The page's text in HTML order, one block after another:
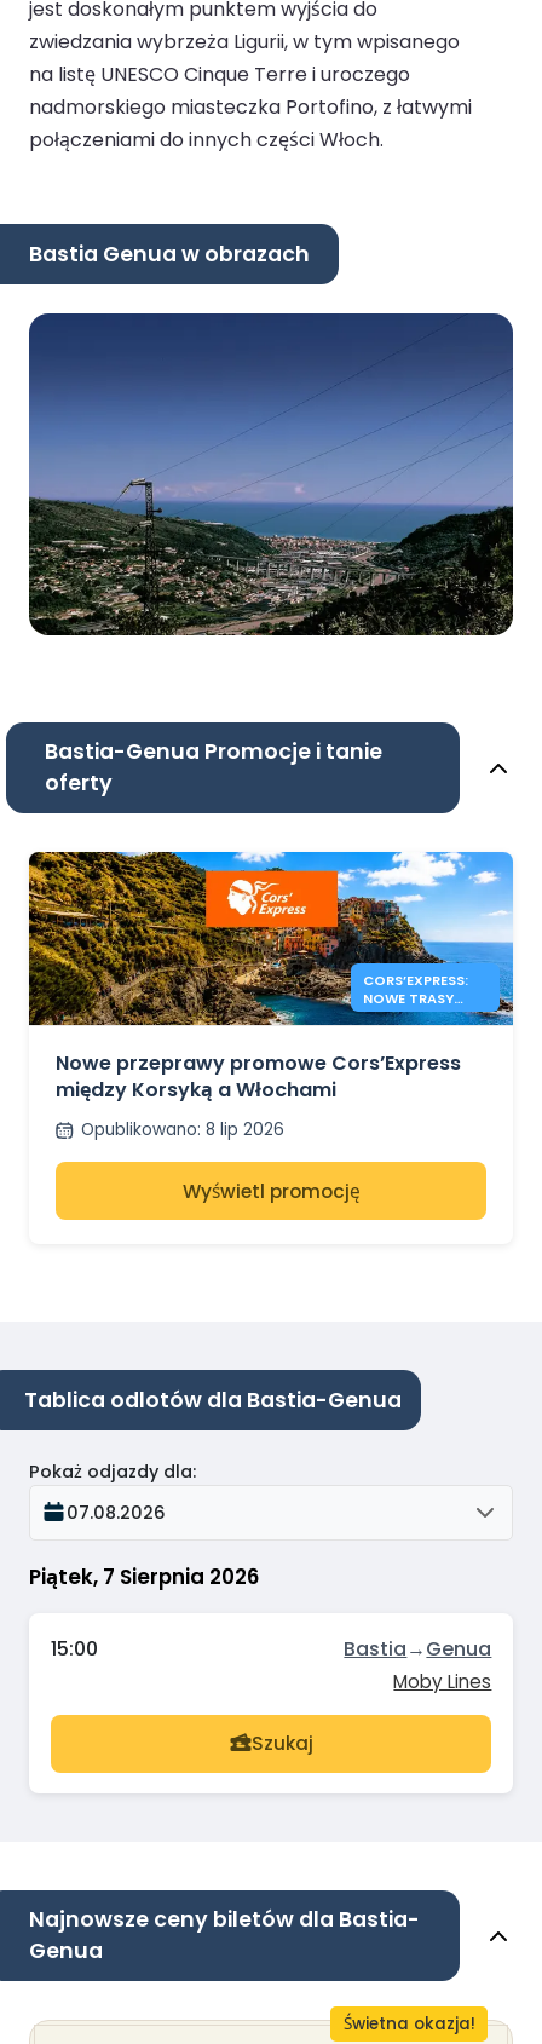
jest doskonałym punktem wyjścia do
zwiedzania wybrzeża Ligurii, w tym wpisanego
na listę UNESCO Cinque Terre i uroczego
nadmorskiego miasteczka Portofino, z łatwymi
połączeniami do innych części Włoch.
Bastia Genua w obrazach
Bastia-Genua Promocje i tanie
oferty
CORS’EXPRESS:
NOWE TRASY
KORSYKA –
Nowe przeprawy promowe Cors’Express
między Korsyką a Włochami
Opublikowano: 8 lip 2026
Wyświetl promocję
Tablica odlotów dla Bastia-Genua
Piątek, 7 Sierpnia 2026
Pokaż odjazdy dla:
07.08.2026
15:00 Bastia→Genua
Moby Lines
Szukaj
Najnowsze ceny biletów dla Bastia-
Genua
Świetna okazja!